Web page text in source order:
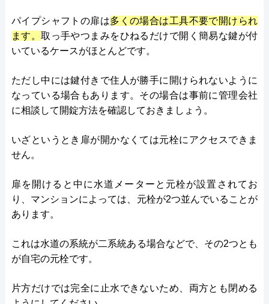
パイプシャフトの扉は多くの場合は工具不要で開けられ
ます。取っ手やつまみをひねるだけで開く簡易な鍵が付
いているケースがほとんどです。
ただし中には鍵付きで住人が勝手に開けられないように
なっている場合もあります。その場合は事前に管理会社
に相談して開錠方法を確認しておきましょう。
いざというとき扉が開かなくては元栓にアクセスできま
せん。
扉を開けると中に水道メーターと元栓が設置されてお
り、マンションによっては、元栓が2つ並んでいることが
あります。
これは水道の系統が二系統ある場合などで、その2つとも
が自宅の元栓です。
片方だけでは完全に止水できないため、両方とも閉める